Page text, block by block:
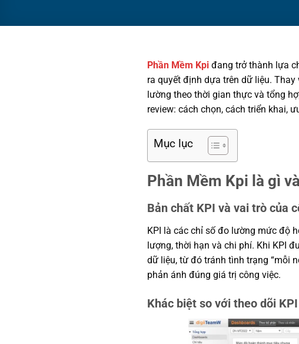
Phần Mềm Kpiđang trở thành lựa
ra quyết định dựa trên dữ liệu.
lường theo thời gian thực và tổng
review: cách chọn, cách triển khai,
Mục lục
Phần Mềm Kpi là gì
Bản chất KPI và vai trò của
KPI là các chỉ số đo lường mức độ
lượng, thời hạn và chi phí. Khi KPI
dữ liệu, từ đó tránh tình trạng “mỗi
phản ánh đúng giá trị công việc.
Khác biệt so với theo dõi